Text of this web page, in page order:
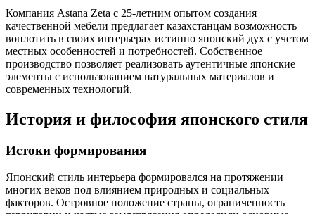
Компания Astana Zeta с 25-летним опытом создания
качественной мебели предлагает казахстанцам возможность
воплотить в своих интерьерах истинно японский дух с учетом
местных особенностей и потребностей. Собственное
производство позволяет реализовать аутентичные японские
элементы с использованием натуральных материалов и
современных технологий.
История и философия японского стиля
Истоки формирования
Японский стиль интерьера формировался на протяжении
многих веков под влиянием природных и социальных
факторов. Островное положение страны, ограниченность